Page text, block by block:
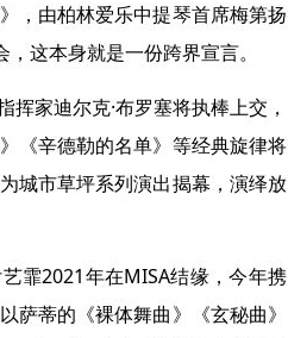
，由柏林爱乐中提琴首席梅第扬
这本身就是一份跨界宣言。
家迪尔克·布罗塞将执棒上交，
《辛德勒的名单》等经典旋律将
城市草坪系列演出揭幕，演绎放
霏2021年在MISA结缘，今年携
萨蒂的《裸体舞曲》《玄秘曲》